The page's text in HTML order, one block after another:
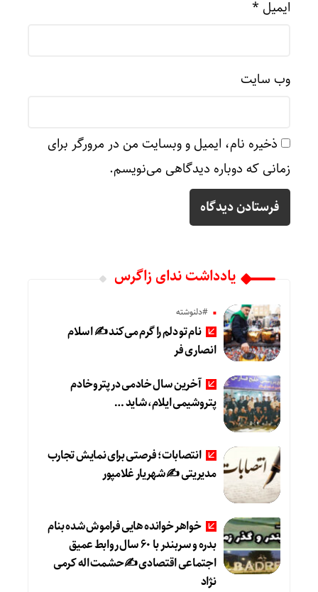
ایمیل *
وب‌ سایت
ذخیره نام، ایمیل و وبسایت من در مرورگر برای
زمانی که دوباره دیدگاهی می‌نویسم.
یادداشت ندای زاگرس
#دلنوشته
نام تو دلم را گرم می‌کند ✍️ اسلام
انصاری فر
آخرین سال خادمی در پتروخادم
پتروشیمی ایلام، شاید …
انتصابات؛ فرصتی برای نمایش تجارب
مدیریتی ✍ شهریار غلامپور
خواهر خوانده هایی فراموش شده بنام
بدره و سربندر با ۶۰ سال روابط عمیق
اجتماعی اقتصادی ✍حشمت اله کرمی
نژاد